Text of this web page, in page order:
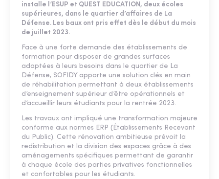
installe l’ESUP et QUEST EDUCATION, deux écoles
supérieures, dans le quartier d’affaires de La
Défense. Les baux ont pris effet dès le début du mois
de juillet 2023.
Face à une forte demande des établissements de
formation pour disposer de grandes surfaces
adaptées à leurs besoins dans le quartier de La
Défense, SOFIDY apporte une solution clés en main
de réhabilitation permettant à deux établissements
d’enseignement supérieur d’être opérationnels et
d’accueillir leurs étudiants pour la rentrée 2023.
Les travaux ont impliqué une transformation majeure
conforme aux normes ERP (Établissements Recevant
du Public). Cette rénovation ambitieuse prévoit la
redistribution et la division des espaces grâce à des
aménagements spécifiques permettant de garantir
à chaque école des parties privatives fonctionnelles
et confortables pour les étudiants.